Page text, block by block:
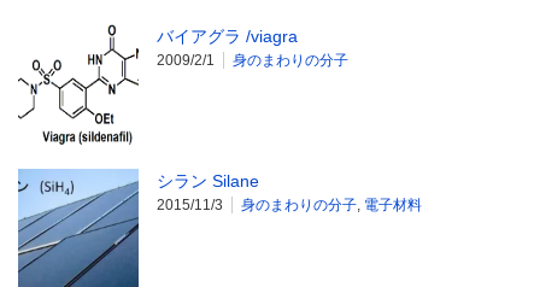
バイアグラ /viagra
2009/2/1 身のまわりの分子
シラン Silane
2015/11/3 身のまわりの分子, 電子材料